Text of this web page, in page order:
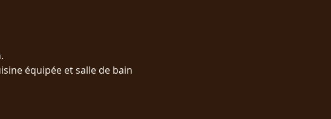
équipée et salle de bain